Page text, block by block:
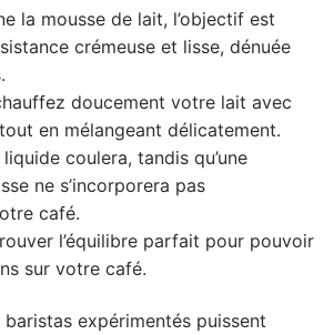
la mousse de lait, l’objectif est
crémeuse et lisse, dénuée
doucement votre lait avec
en mélangeant délicatement.
coulera, tandis qu’une
ne s’incorporera pas
café.
l’équilibre parfait pour pouvoir
sur votre café.
expérimentés puissent